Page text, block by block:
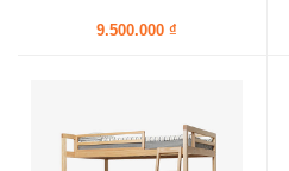
9.500.000 ₫